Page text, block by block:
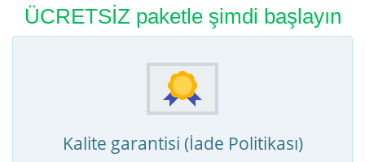
ÜCRETSİZ paketle şimdi başlayın
Kalite garantisi (İade Politikası)